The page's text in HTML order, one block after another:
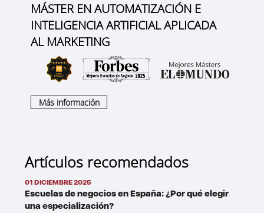
MÁSTER EN AUTOMATIZACIÓN E
INTELIGENCIA ARTIFICIAL APLICADA
AL MARKETING
Más información
Artículos recomendados
01 DICIEMBRE 2025
Escuelas de negocios en España: ¿Por qué elegir
una especialización?